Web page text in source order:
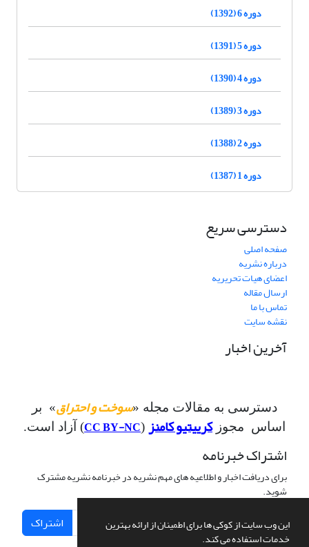
این وب سایت از کوکی ها برای اطمینان از ارائه بهترین
خدمات استفاده می کند.
دوره 6 (1392)
دوره 5 (1391)
دوره 4 (1390)
دوره 3 (1389)
دوره 2 (1388)
دوره 1 (1387)
دسترسی سریع
صفحه اصلی
درباره نشریه
اعضای هیات تحریریه
ارسال مقاله
تماس با ما
نقشه سایت
آخرین اخبار
دسترسی به مقالات مجله «سوخت و احتراق» بر
اساس مجوزکرییتیو کامنز (
CC BY-NC) آزاد است.
اشتراک خبرنامه
برای دریافت اخبار و اطلاعیه های مهم نشریه در خبرنامه نشریه مشترک
شوید.
اشتراک